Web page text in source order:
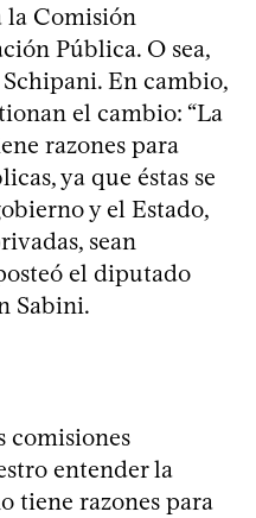
la Comisión
Pública. O sea,
Schipani. En cambio,
el cambio: “La
razones para
ya que éstas se
y el Estado,
sean
el diputado
Sabini.
comisiones
entender la
tiene razones para